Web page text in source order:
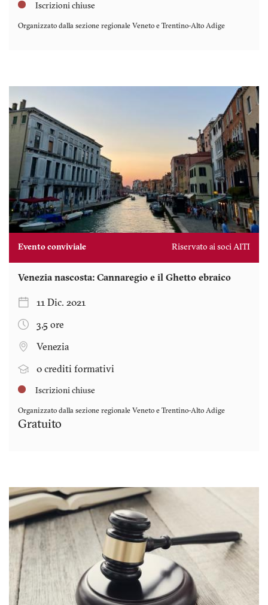
Iscrizioni chiuse
Organizzato dalla sezione regionale Veneto e Trentino-Alto Adige
Evento conviviale Riservato ai soci AITI
Venezia nascosta: Cannaregio e il Ghetto ebraico
11 Dic. 2021
3,5 ore
Venezia
0 crediti formativi
Iscrizioni chiuse
Organizzato dalla sezione regionale Veneto e Trentino-Alto Adige
Gratuito